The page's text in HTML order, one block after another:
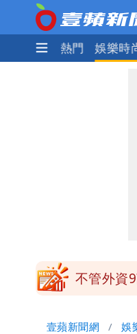
焦點 熱門 娛樂時
不管外資
壹蘋新聞網 娛